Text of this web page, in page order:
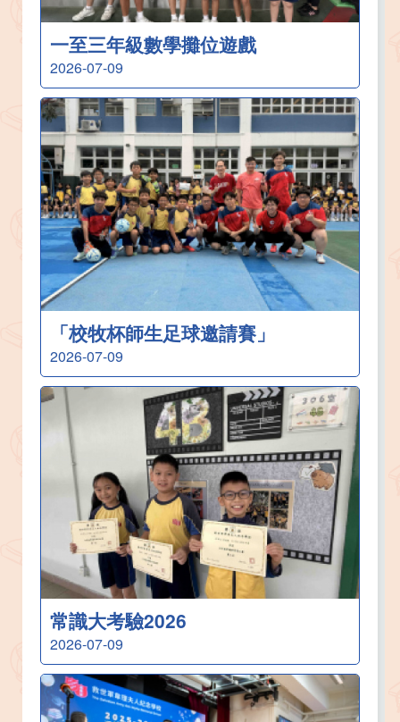
一至三年級數學攤位遊戲
2026-07-09
「校牧杯師生足球邀請賽」
2026-07-09
常識大考驗2026
2026-07-09